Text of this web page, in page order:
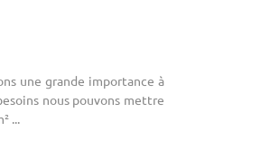
une grande importance à
nous pouvons mettre
...